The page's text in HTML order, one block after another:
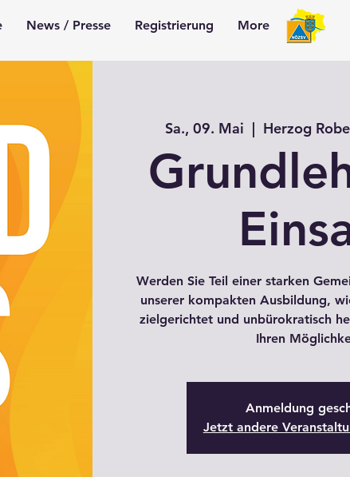
News / Presse Registrierung More
Sa., 09. Mai
  |
Herzog
Werden Sie Teil einer starken
unserer kompakten Ausbildung,
zielgerichtet und unbürokratisch
Ihren
Anmeldung
Jetzt andere